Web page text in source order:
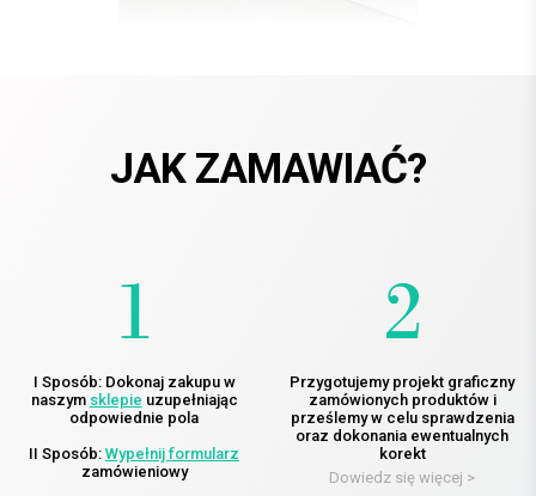
JAK ZAMAWIAĆ?
I Sposób: Dokonaj zakupu w
naszym sklepie uzupełniając
odpowiednie pola
II Sposób: Wypełnij formularz
zamówieniowy
Przygotujemy projekt graficzny
zamówionych produktów i
prześlemy w celu sprawdzenia
oraz dokonania ewentualnych
korekt
Dowiedz się więcej >